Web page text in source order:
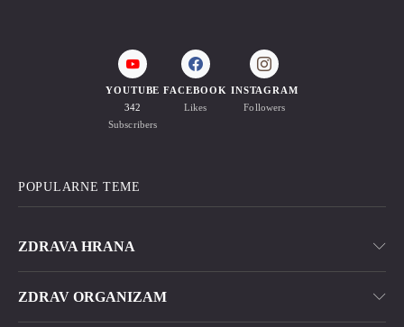
YOUTUBE
342
Subscribers
FACEBOOK
Likes
INSTAGRAM
Followers
POPULARNE TEME
ZDRAVA HRANA
ZDRAV ORGANIZAM